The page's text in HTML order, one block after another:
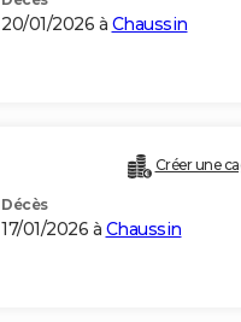
20/01/2026 à Chaussin
Créer une
Décès
17/01/2026 à Chaussin